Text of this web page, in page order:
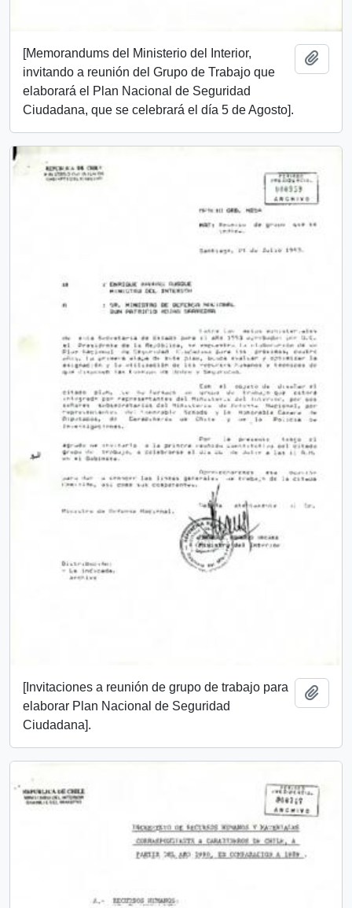
[Memorandums del Ministerio del Interior,
invitando a reunión del Grupo de Trabajo que
elaborará el Plan Nacional de Seguridad
Ciudadana, que se celebrará el día 5 de Agosto].
[Invitaciones a reunión de grupo de trabajo para
elaborar Plan Nacional de Seguridad
Ciudadana].